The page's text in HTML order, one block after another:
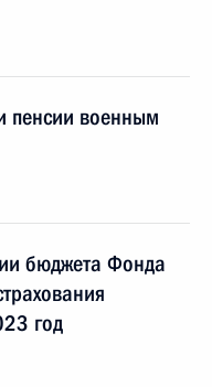
пенсии военным
бюджета Фонда
год